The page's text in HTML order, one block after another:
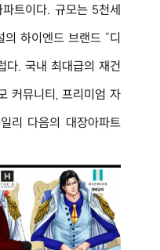
트이다. 규모는 5천세
의 하이엔드 브랜드 "디
다. 국내 최대급의 재건
커뮤니티, 프리미엄 자
리 다음의 대장아파트